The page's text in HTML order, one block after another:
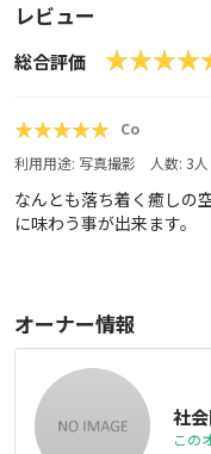
レビュー
総合評価
★★★★★
★★★★★ Co
利用用途: 写真撮影 人数: 3人
なんとも落ち着く癒しの
に味わう事が出来ます。
オーナー情報
社
この